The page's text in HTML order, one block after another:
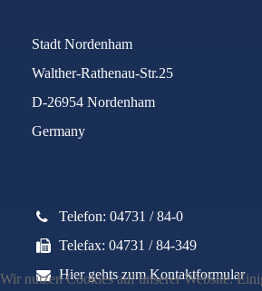
Stadt Nordenham
Walther-Rathenau-Str.25
D-26954 Nordenham
Germany
Telefon: 04731 / 84-0
Telefax: 04731 / 84-349
Hier gehts zum Kontaktformular
Wir nutzen Cookies auf unserer Website.